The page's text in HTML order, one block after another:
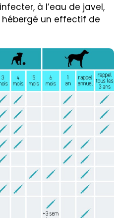
à l’eau de javel,
un effectif de